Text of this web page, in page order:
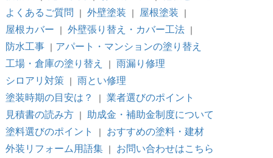
よくあるご質問 ｜ 外壁塗装 ｜ 屋根塗装 ｜
屋根カバー ｜ 外壁張り替え・カバー工法｜
防水工事｜ アパート・マンションの塗り替え
工場・倉庫の塗り替え
｜ 雨漏り修理
シロアリ対策｜ 雨とい修理
塗装時期の目安は？
｜ 業者選びのポイント
見積書の読み方｜ 助成金・補助金制度について
塗料選びのポイント
｜ おすすめの塗料・建材
外装リフォーム用語集｜ お問い合わせはこちら